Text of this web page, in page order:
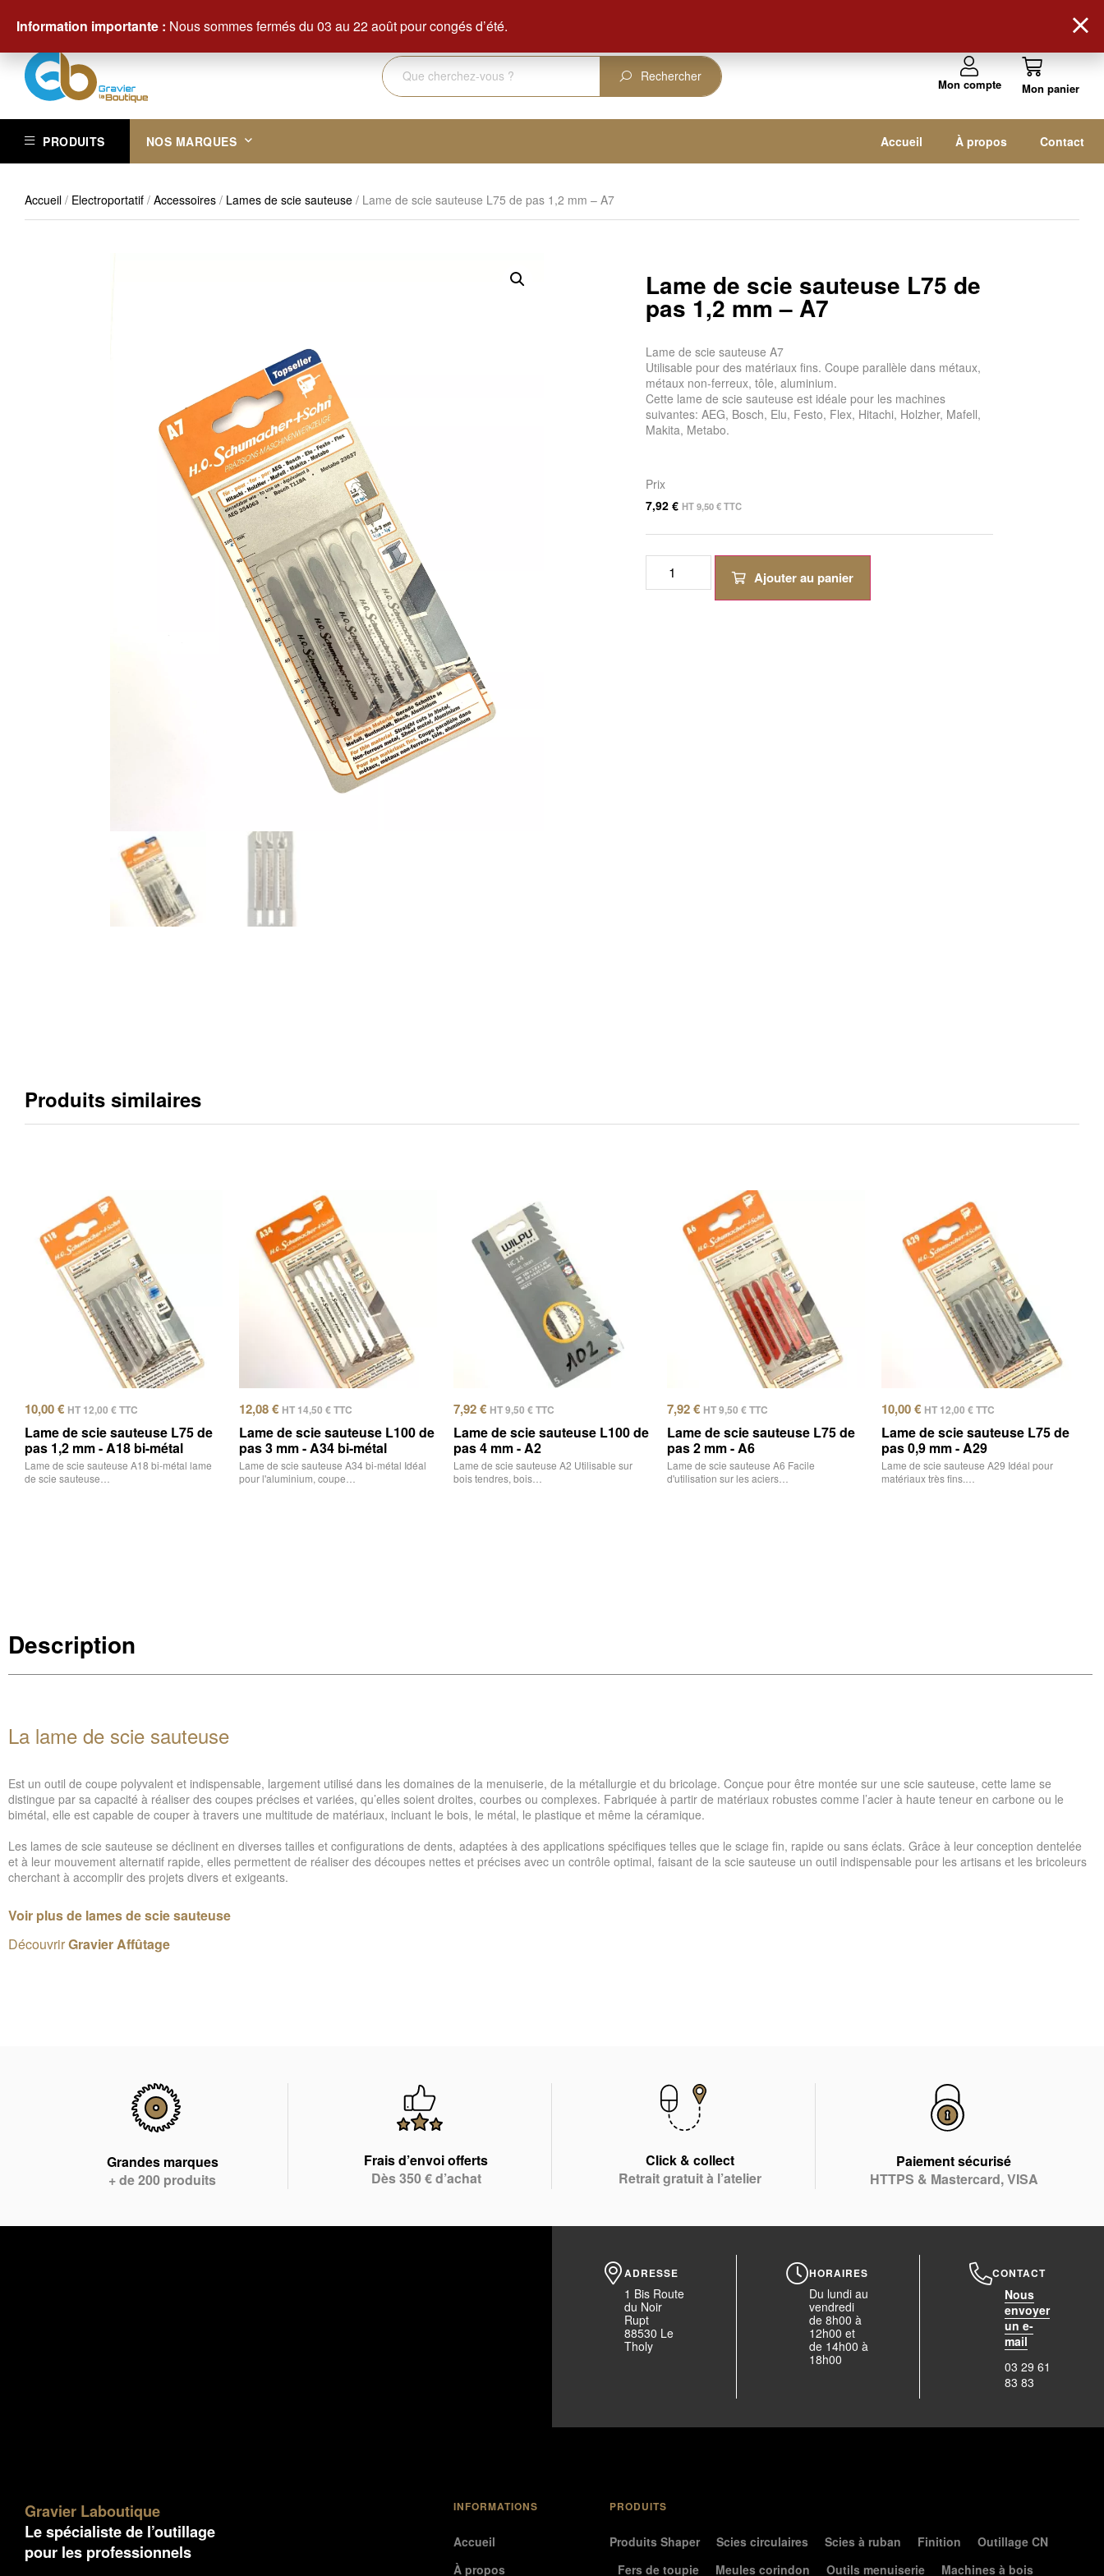
ENVOI GRATUIT DÈS 350 € D'ACHAT
Rechercher Mon compte
PRODUITS NOS MARQUES Accueil À propos Contact
Accueil / Electroportatif / Accessoires / Lames de scie sauteuse / Lame de scie sauteuse L75 de pas 1,2 mm – A7
Lame de scie sauteuse L75 de
pas 1,2 mm – A7
Lame de scie sauteuse A7
Utilisable pour des matériaux fins. Coupe parallèle dans métaux,
métaux non-ferreux, tôle, aluminium.
Cette lame de scie sauteuse est idéale pour les machines
suivantes: AEG, Bosch, Elu, Festo, Flex, Hitachi, Holzher, Mafell,
Makita, Metabo.
Prix
7,92 € HT9,50€TTC
Ajouter au panier
Produits similaires
10,00€ HT 12,00 €TTC
Lame de scie sauteuse L75 de
pas 1,2 mm - A18 bi-métal
Lame de scie sauteuse A18 bi-métal lame
de scie sauteuse…
12,08€ HT 14,50 €TTC
Lame de scie sauteuse L100 de
pas 3 mm - A34 bi-métal
Lame de scie sauteuse A34 bi-métal Idéal
pour l'aluminium, coupe…
7,92€ HT9,50 €TTC
Lame de scie sauteuse L100 de
pas 4 mm - A2
Lame de scie sauteuse A2 Utilisable sur
bois tendres, bois…
7,92€ HT9,50€TTC
Lame de scie sauteuse L75 de
pas 2 mm - A6
Lame de scie sauteuse A6 Facile
d'utilisation sur les aciers…
10,00€ HT 12,00€TTC
Lame de scie sauteuse L75 de
pas 0,9 mm - A29
Lame de scie sauteuse A29 Idéal pour
matériaux très fins.…
Description
La lame de scie sauteuse
Est un outil de coupe polyvalent et indispensable, largement utilisé dans les domaines de la menuiserie, de la métallurgie et du bricolage. Conçue pour être montée sur une scie sauteuse, cette lame se
distingue par sa capacité à réaliser des coupes précises et variées, qu’elles soient droites, courbes ou complexes. Fabriquée à partir de matériaux robustes comme l’acier à haute teneur en carbone ou le
bimétal, elle est capable de couper à travers une multitude de matériaux, incluant le bois, le métal, le plastique et même la céramique.
Les lames de scie sauteuse se déclinent en diverses tailles et configurations de dents, adaptées à des applications spécifiques telles que le sciage fin, rapide ou sans éclats. Grâce à leur conception dentelée
et à leur mouvement alternatif rapide, elles permettent de réaliser des découpes nettes et précises avec un contrôle optimal, faisant de la scie sauteuse un outil indispensable pour les artisans et les bricoleurs
cherchant à accomplir des projets divers et exigeants.
Voir plus de lames de scie sauteuse
DécouvrirGravier Affûtage
Grandes marques
+ de 200 produits
Frais d’envoi offerts
Dès 350 € d’achat
Click & collect
Retrait gratuit à l’atelier
Paiement sécurisé
HTTPS & Mastercard, VISA
ADRESSE
1 Bis Route
du Noir
Rupt
88530 Le
Tholy
HORAIRES
Du lundi au
vendredi
de 8h00 à
12h00 et
de 14h00 à
18h00
CONTACT
Nous
envoyer
un e-
mail
03 29 61
83 83
Gravier Laboutique
Le spécialiste de l’outillage
pour les professionnels
INFORMATIONS
Accueil
À propos
PRODUITS
Produits Shaper Scies circulaires Scies à ruban Finition
Outillage CN
Fers de toupie
Meules corindon Outils menuiserie Machines à bois
Information importante : Nous sommes fermés du 03 au 22 août pour congés d’été.